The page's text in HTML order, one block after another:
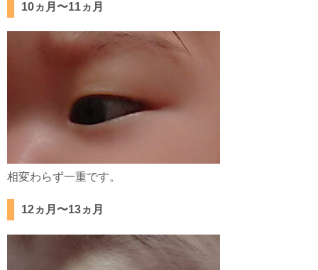
10ヵ月〜11ヵ月
相変わらず一重です。
12ヵ月〜13ヵ月